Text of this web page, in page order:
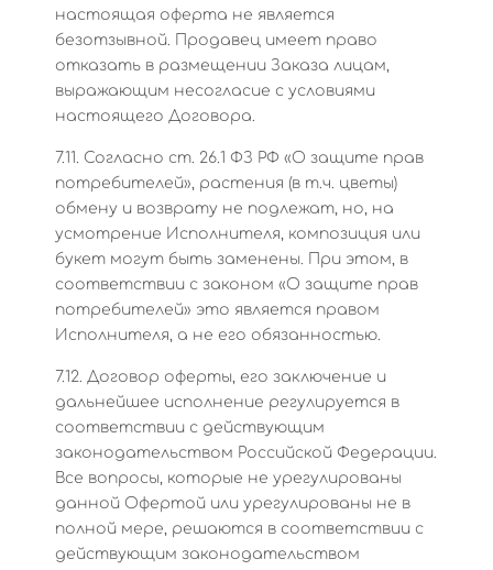
настоящая оферта не является
безотзывной. Продавец имеет право
отказать в размещении Заказа лицам,
выражающим несогласие с условиями
настоящего Договора.
7.11. Согласно ст. 26.1 ФЗ РФ «О защите прав
потребителей», растения (в т.ч. цветы)
обмену и возврату не подлежат, но, на
усмотрение Исполнителя, композиция или
букет могут быть заменены. При этом, в
соответствии с законом «О защите прав
потребителей» это является правом
Исполнителя, а не его обязанностью.
7.12. Договор оферты, его заключение и
дальнейшее исполнение регулируется в
соответствии с действующим
законодательством Российской Федерации.
Все вопросы, которые не урегулированы
данной Офертой или урегулированы не в
полной мере, решаются в соответствии с
действующим законодательством